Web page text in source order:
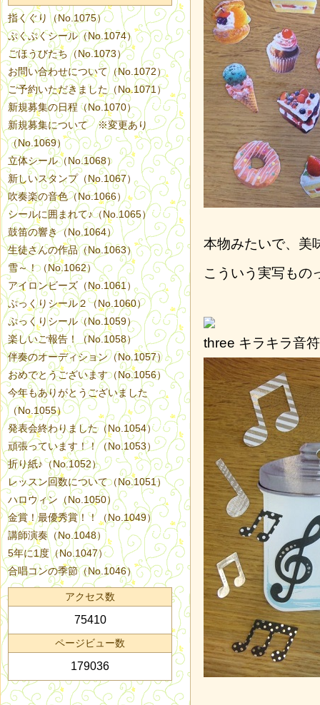
本物みたいで、美
こういう実写もの
キラキラ音
指くぐり（No.1075）
ぷくぷくシール（No.1074）
ごほうびたち（No.1073）
お問い合わせについて（No.1072）
ご予約いただきました（No.1071）
新規募集の日程（No.1070）
新規募集について ※変更あり
（No.1069）
立体シール（No.1068）
新しいスタンプ（No.1067）
吹奏楽の音色（No.1066）
シールに囲まれて♪（No.1065）
鼓笛の響き（No.1064）
生徒さんの作品（No.1063）
雪～！（No.1062）
アイロンビーズ（No.1061）
ぷっくりシール２（No.1060）
ぷっくりシール（No.1059）
楽しいご報告！（No.1058）
伴奏のオーディション（No.1057）
おめでとうございます（No.1056）
今年もありがとうございました
（No.1055）
発表会終わりました（No.1054）
頑張っています！！（No.1053）
折り紙♪（No.1052）
レッスン回数について（No.1051）
ハロウィン（No.1050）
金賞！最優秀賞！！（No.1049）
講師演奏（No.1048）
5年に1度（No.1047）
合唱コンの季節（No.1046）
アクセス数
75410
ページビュー数
179036